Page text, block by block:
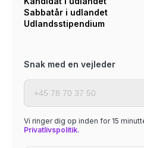
Sabbatår i udlandet
Udlandsstipendium
Snak med en vejleder
Vi ringer dig op inden for 15
Privatlivspolitik.